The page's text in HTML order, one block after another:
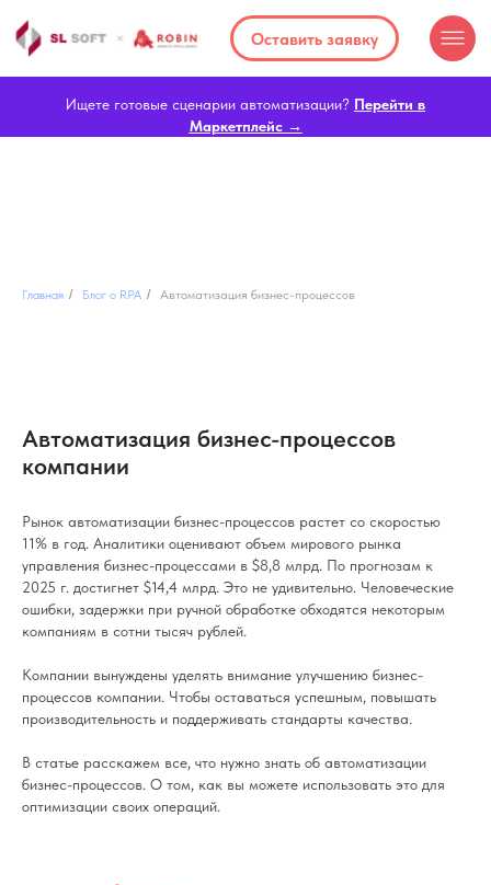
Оставить заявку
Ищете готовые сценарии автоматизации? Перейти в
Маркетплейс →
Главная / Блог о RPA / Автоматизация бизнес-процессов
Автоматизация бизнес-процессов
компании
Рынок автоматизации бизнес-процессов растет со скоростью
11% в год. Аналитики оценивают объем мирового рынка
управления бизнес-процессами в $8,8 млрд. По прогнозам к
2025 г. достигнет $14,4 млрд. Это не удивительно. Человеческие
ошибки, задержки при ручной обработке обходятся некоторым
компаниям в сотни тысяч рублей.
Компании вынуждены уделять внимание улучшению бизнес-
процессов компании. Чтобы оставаться успешным, повышать
производительность и поддерживать стандарты качества.
В статье расскажем все, что нужно знать об автоматизации
бизнес-процессов. О том, как вы можете использовать это для
оптимизации своих операций.